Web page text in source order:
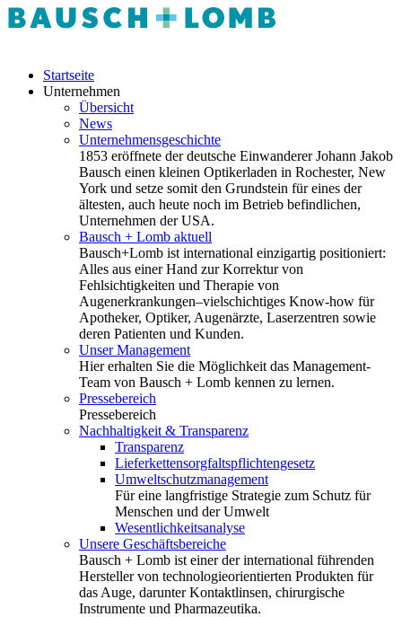
Startseite
Unternehmen
Übersicht
News
Unternehmensgeschichte
1853 eröffnete der deutsche Einwanderer Johann Jakob
Bausch einen kleinen Optikerladen in Rochester, New
York und setze somit den Grundstein für eines der
ältesten, auch heute noch im Betrieb befindlichen,
Unternehmen der USA.
Bausch + Lomb aktuell
Bausch+Lomb ist international einzigartig positioniert:
Alles aus einer Hand zur Korrektur von
Fehlsichtigkeiten und Therapie von
Augenerkrankungen–vielschichtiges Know-how für
Apotheker, Optiker, Augenärzte, Laserzentren sowie
deren Patienten und Kunden.
Unser Management
Hier erhalten Sie die Möglichkeit das Management-
Team von Bausch + Lomb kennen zu lernen.
Pressebereich
Pressebereich
Nachhaltigkeit & Transparenz
Transparenz
Lieferkettensorgfaltspflichtengesetz
Umweltschutzmanagement
Für eine langfristige Strategie zum Schutz für
Menschen und der Umwelt
Wesentlichkeitsanalyse
Unsere Geschäftsbereiche
Bausch + Lomb ist einer der international führenden
Hersteller von technologieorientierten Produkten für
das Auge, darunter Kontaktlinsen, chirurgische
Instrumente und Pharmazeutika.